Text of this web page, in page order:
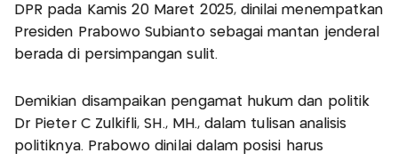
DPR pada Kamis 20 Maret 2025, dinilai menempatkan
Presiden Prabowo Subianto sebagai mantan jenderal
berada di persimpangan sulit.
Demikian disampaikan pengamat hukum dan politik
Dr Pieter C Zulkifli, SH., MH., dalam tulisan analisis
politiknya. Prabowo dinilai dalam posisi harus